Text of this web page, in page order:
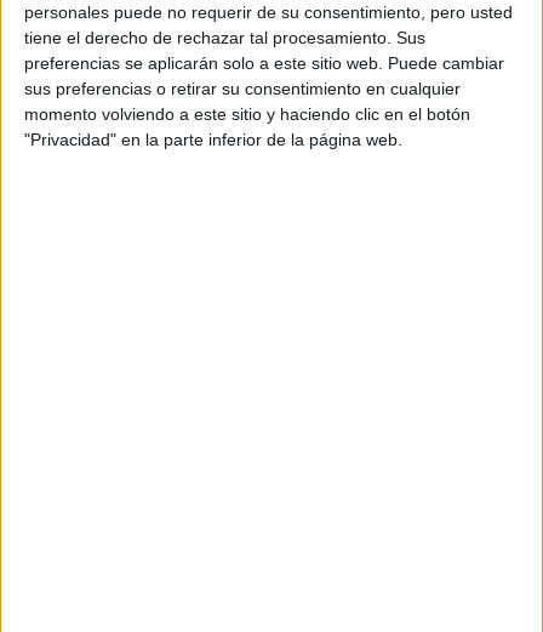
personales puede no requerir de su consentimiento, pero usted
tiene el derecho de rechazar tal procesamiento. Sus
preferencias se aplicarán solo a este sitio web. Puede cambiar
sus preferencias o retirar su consentimiento en cualquier
momento volviendo a este sitio y haciendo clic en el botón
"Privacidad" en la parte inferior de la página web.
Producto
Producto
Web pensada para poder ofrecer diferentes